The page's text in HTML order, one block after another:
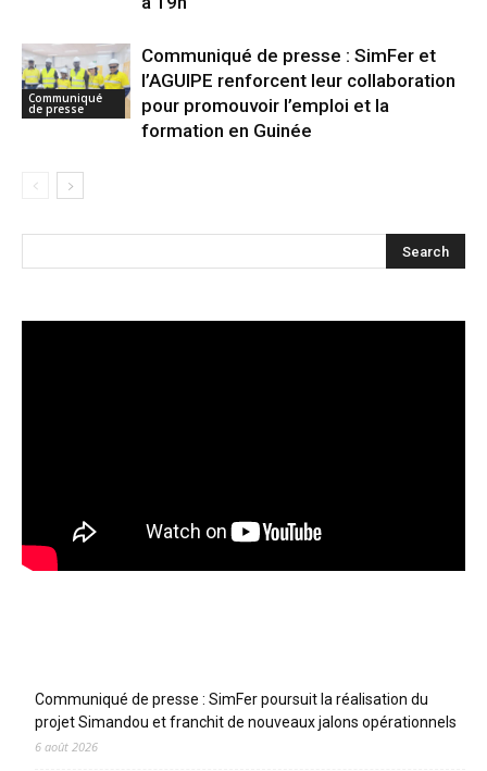
Communiqué
de presse
Communiqué de presse : SimFer et
l’AGUIPE renforcent leur collaboration
pour promouvoir l’emploi et la
formation en Guinée
Communiqué de presse : SimFer poursuit la réalisation du
projet Simandou et franchit de nouveaux jalons opérationnels
6 août 2026